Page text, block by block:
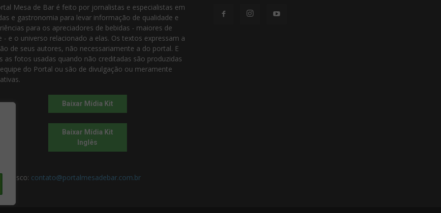
Mesa de Bar é feito por jornalistas e especialistas em
e gastronomia para levar informação de qualidade e
para os apreciadores de bebidas - maiores de
- e o universo relacionado a elas. Os textos expressam a
de seus autores, não necessariamente a do portal. E
as fotos usadas quando não creditadas são produzidas
do Portal ou são de divulgação ou meramente
Baixar Mídia Kit
Baixar Mídia Kit
Inglês
contato@portalmesadebar.com.br